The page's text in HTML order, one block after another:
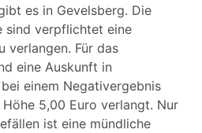
es in Gevelsberg. Die
sind verpflichtet eine
verlangen. Für das
eine Auskunft in
einem Negativergebnis
5,00 Euro verlangt. Nur
ist eine mündliche